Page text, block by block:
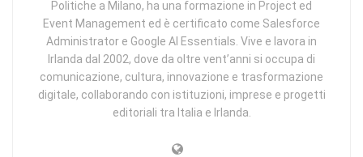
Politiche a Milano, ha una formazione in Project ed
Event Management ed è certificato come Salesforce
Administrator e Google AI Essentials. Vive e lavora in
Irlanda dal 2002, dove da oltre vent’anni si occupa di
comunicazione, cultura, innovazione e trasformazione
digitale, collaborando con istituzioni, imprese e progetti
editoriali tra Italia e Irlanda.